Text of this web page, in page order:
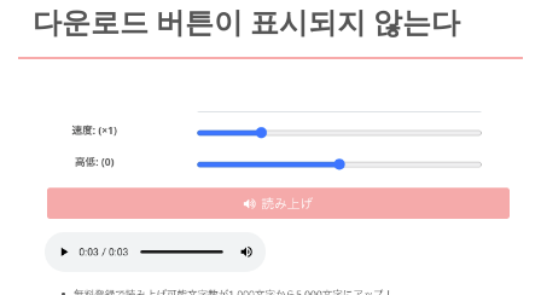
다운로드 버튼이 표시되지 않는다